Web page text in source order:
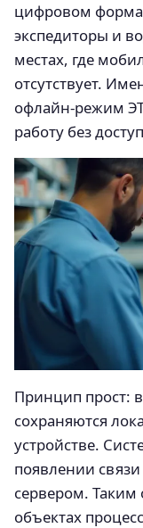
цифровом
экспедиторы и
местах, где
отсутствует.
офлайн-режим
работу без
Принцип прост:
сохраняются
устройстве.
появлении
сервером.
объектах